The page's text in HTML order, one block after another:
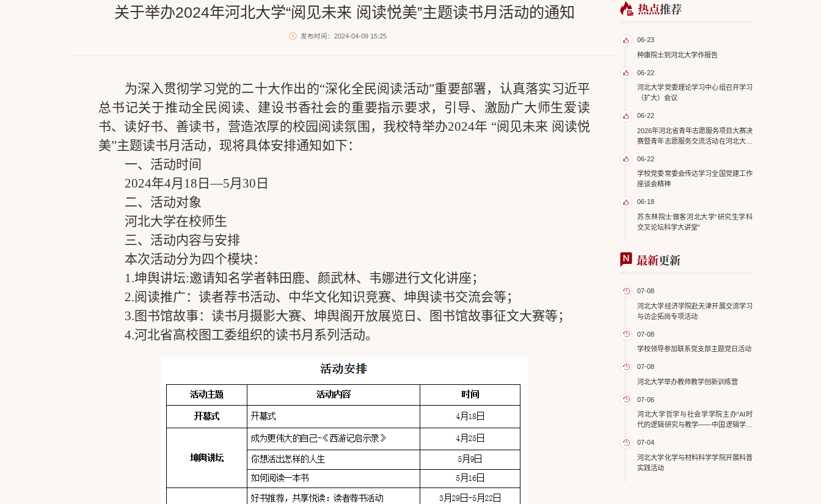
关于举办2024年河北大学“阅见未来 阅读悦美”主题读书月活动的通知
发布时间：2024-04-09 15:25
为深入贯彻学习党的二十大作出的“深化全民阅读活动”重要部署，认真落实习近平
总书记关于推动全民阅读、建设书香社会的重要指示要求，引导、激励广大师生爱读
书、读好书、善读书，营造浓厚的校园阅读氛围，我校特举办2024年 “阅见未来 阅读悦
美”主题读书月活动，现将具体安排通知如下：
一、活动时间
2024年4月 18 日—5月 30 日
二、活动对象
河北大学在校师生
三、活动内容与安排
本次活动分为四个模块：
1.坤舆讲坛:邀请知名学者韩田鹿、颜武林、韦娜进行文化讲座；
2.阅读推广：读者荐书活动、中华文化知识竞赛、坤舆读书交流会等；
3.图书馆故事：读书月摄影大赛、坤舆阁开放展览日、图书馆故事征文大赛等；
4.河北省高校图工委组织的读书月系列活动。
热点推荐
06-23
种康院士到河北大学作报告
06-22
河北大学党委理论学习中心组召开学习
（扩大）会议
06-22
2026年河北省青年志愿服务项目大赛决
赛暨青年志愿服务交流活动在河北大学
06-22
学校党委常委会传达学习全国党建工作
座谈会精神
06-18
苏东林院士做客河北大学“研究生学科
交叉论坛科学大讲堂”
最新更新
07-08
河北大学经济学院赴天津开展交流学习
与访企拓岗专项活动
07-08
学校领导参加联系党支部主题党日活动
07-08
河北大学举办教师教学创新训练营
07-06
河北大学哲学与社会学学院主办“AI时
代的逻辑研究与教学——中国逻辑学会
07-04
河北大学化学与材料科学学院开展科普
实践活动